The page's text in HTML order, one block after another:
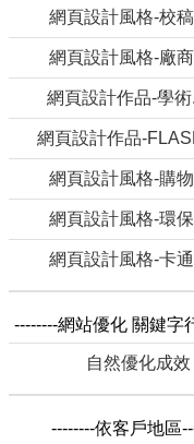
網頁設計風格-校
網頁設計風格-廠
網頁設計作品-學
網頁設計作品-
網頁設計風格-購
網頁設計風格-環
網頁設計風格-卡
--------網站優化 關鍵字
自然優化成效
--------依客戶地區